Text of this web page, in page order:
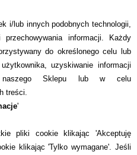
i/lub innych podobnych technologii,
informacji. Każdy
do określonego celu lub
uzyskiwanie informacji
naszego Sklepu lub w celu
treści.
'
pliki cookie klikając 'Akceptuję
klikając 'Tylko wymagane'. Jeśli